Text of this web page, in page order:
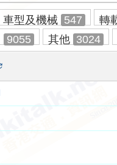
車型及機械 547 轉
9055 其他 3024